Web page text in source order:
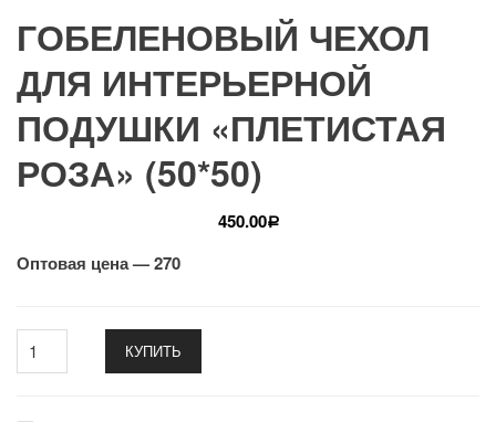
ГОБЕЛЕНОВЫЙ ЧЕХОЛ
ДЛЯ ИНТЕРЬЕРНОЙ
ПОДУШКИ «ПЛЕТИСТАЯ
РОЗА» (50*50)
450.00Р
Оптовая цена — 270
КУПИТЬ